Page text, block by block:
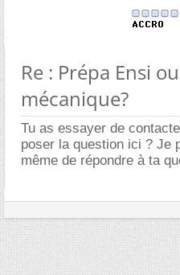
Re : Prépa Ensi
mécanique?
Tu as essayer de
poser la question ici ? Je
même de répondre à ta